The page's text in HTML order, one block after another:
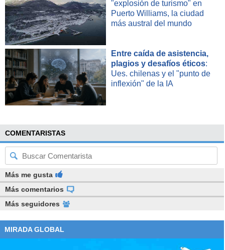
"explosión de turismo" en
Puerto Williams, la ciudad
más austral del mundo
Entre caída de asistencia,
plagios y desafíos éticos:
Ues. chilenas y el "punto de
inflexión" de la IA
COMENTARISTAS
Más me gusta
Más comentarios
Más seguidores
MIRADA GLOBAL